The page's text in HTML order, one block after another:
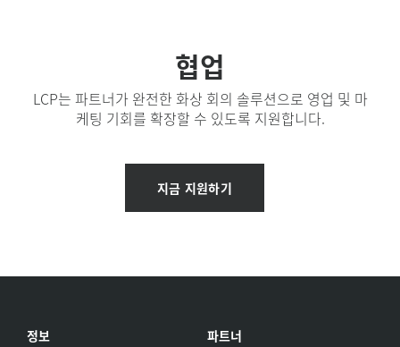
협업
LCP는 파트너가 완전한 화상 회의 솔루션으로 영업 및 마
케팅 기회를 확장할 수 있도록 지원합니다.
지금 지원하기
정보 파트너